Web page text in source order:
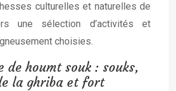
culturelles et naturelles de
une sélection d’activités et
choisies.
de houmt souk : souks,
la ghriba et fort